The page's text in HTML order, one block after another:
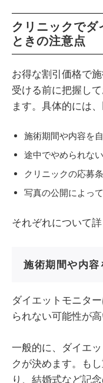
クリニックでダ
ときの注意点
お得な割引価格で
受ける前に把握し
ます。具体的には
施術期間や内容を
途中でやめられな
クリニックの応募
写真の公開によっ
それぞれについて詳
施術期間や内
ダイエットモニタ
られない可能性が高
一般的に、ダイエ
クが決めます。も
り、結婚式など記